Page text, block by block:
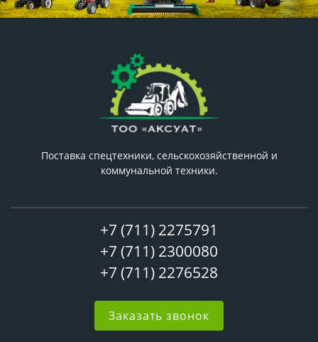
Поставка спецтехники, сельскохозяйственной и
коммунальной техники.
+7 (711) 2275791
+7 (711) 2300080
+7 (711) 2276528
Заказать звонок